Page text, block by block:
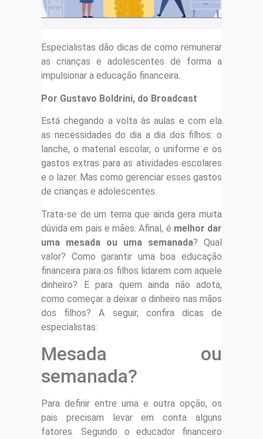
Especialistas dão dicas de como remunerar
as crianças e adolescentes de forma a
impulsionar a educação financeira.
Por Gustavo Boldrini, do Broadcast
Está chegando a volta às aulas e com ela
as necessidades do dia a dia dos filhos: o
lanche, o material escolar, o uniforme e os
gastos extras para as atividades escolares
e o lazer. Mas como gerenciar esses gastos
de crianças e adolescentes.
Trata-se de um tema que ainda gera muita
dúvida em pais e mães. Afinal, é melhor dar
uma mesada ou uma semanada? Qual
valor? Como garantir uma boa educação
financeira para os filhos lidarem com aquele
dinheiro? E para quem ainda não adota,
como começar a deixar o dinheiro nas mãos
dos filhos? A seguir, confira dicas de
especialistas:
Mesada ou
semanada?
Para definir entre uma e outra opção, os
pais precisam levar em conta alguns
fatores. Segundo o educador financeiro